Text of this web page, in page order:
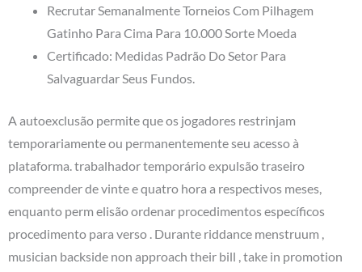
Recrutar Semanalmente Torneios Com Pilhagem
Gatinho Para Cima Para 10.000 Sorte Moeda
Certificado: Medidas Padrão Do Setor Para
Salvaguardar Seus Fundos.
A autoexclusão permite que os jogadores restrinjam
temporariamente ou permanentemente seu acesso à
plataforma. trabalhador temporário expulsão traseiro
compreender de vinte e quatro hora a respectivos meses,
enquanto perm elisão ordenar procedimentos específicos
procedimento para verso . Durante riddance menstruum ,
musician backside non approach their bill , take in promotion